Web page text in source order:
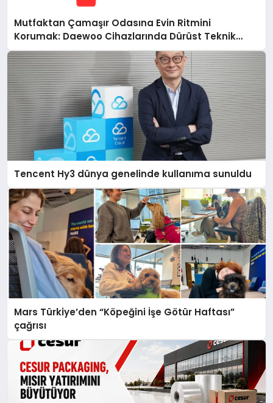
Mutfaktan Çamaşır Odasına Evin Ritmini
Korumak: Daewoo Cihazlarında Dürüst Teknik
Destek Deneyimi
Tencent Hy3 dünya genelinde kullanıma sunuldu
Mars Türkiye’den “Köpeğini İşe Götür Haftası”
çağrısı